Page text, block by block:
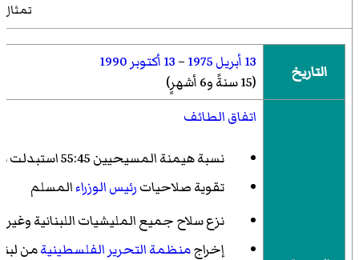
تمثال
التاريخ 13 أبريل 1975 –13 أكتوبر 1990
(15 سنةً و6 أشهرٍ )
اتفاق الطائف
نسبة هيمنة المسيحيين 55:45 استبدلت بتمثيل 50 للمسيحيين:50 للمسلمين
تقوية صلاحياترئيس الوزراءالمسلم
نزع سلاح جميع المليشيات اللبنانية وغير
إخراجمنظمة التحرير الفلسطينيةمن